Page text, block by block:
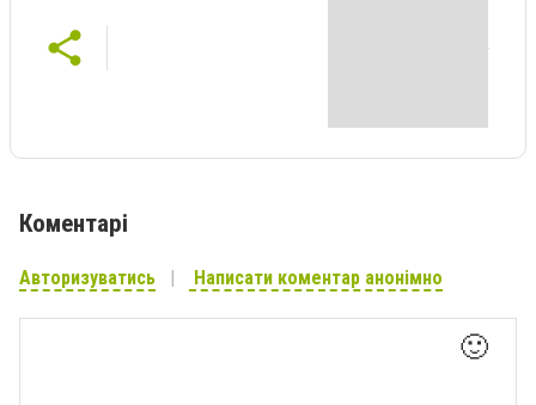
Коментарі
Авторизуватись Написати коментар анонімно
🙂